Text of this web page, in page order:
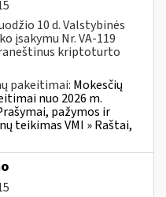
10 d. Valstybinės
įsakymu Nr. VA-119
kriptoturto
pakeitimai: Mokesčių
nuo 2026 m.
pažymos ir
teikimas VMI » Raštai,